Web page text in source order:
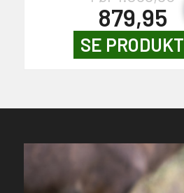
879,95
SE PRODUKT